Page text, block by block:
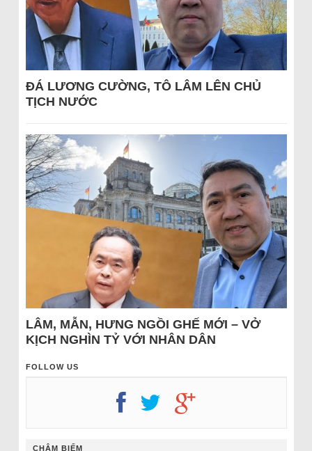
ĐÁ LƯƠNG CƯỜNG, TÔ LÂM LÊN CHỦ
TỊCH NƯỚC
LÂM, MẪN, HƯNG NGỒI GHẾ MỚI – VỞ
KỊCH NGHÌN TỶ VỚI NHÂN DÂN
FOLLOW US
CHÂM BIẾM